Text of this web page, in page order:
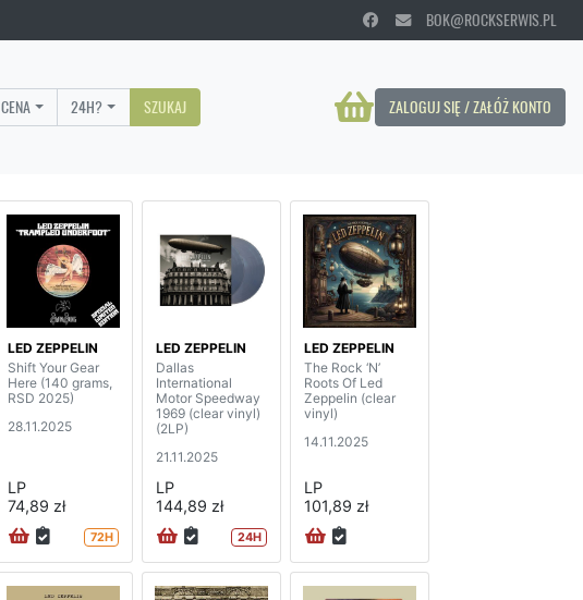
BOK@ROCKSERWIS.PL
ZALOGUJ SIĘ / ZAŁÓŻ KONTO
CENA 24H? SZUKAJ
LED ZEPPELIN
Shift Your Gear
Here (140 grams,
RSD 2025)
28.11.2025
LP
74,89 zł
72H
LED ZEPPELIN
Dallas
International
Motor Speedway
1969 (clear vinyl)
(2LP)
21.11.2025
LP
144,89 zł
24H
LED ZEPPELIN
The Rock ‘N’
Roots Of Led
Zeppelin (clear
vinyl)
14.11.2025
LP
101,89 zł